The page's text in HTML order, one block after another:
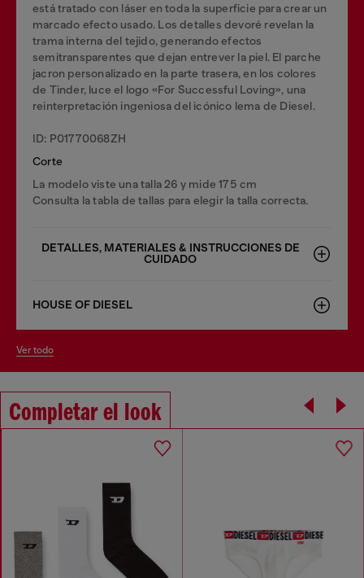
está tratado con láser en toda la superficie para crear un
marcado efecto usado. Los detalles devoré revelan la
trama interna del tejido, generando efectos
semitransparentes que dejan entrever la piel. El parche
jacron personalizado en la parte trasera, en los colores
de Tinder, luce el logo «For Successful Loving», una
reinterpretación ingeniosa del icónico lema de Diesel.
ID: P01770068ZH
Corte
La modelo viste una talla 26 y mide 175 cm
Consulta la tabla de tallas para elegir la talla correcta.
DETALLES, MATERIALES & INSTRUCCIONES DE
CUIDADO
HOUSE OF DIESEL
ver todo
Completar el look